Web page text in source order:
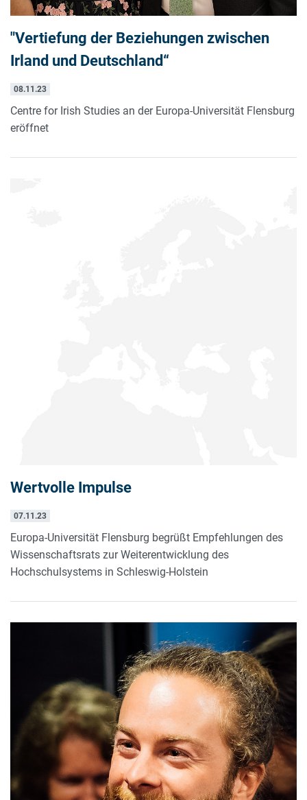
"Vertiefung der Beziehungen zwischen
Irland und Deutschland“
08.11.23
Centre for Irish Studies an der Europa-Universität Flensburg
eröffnet
Wertvolle Impulse
07.11.23
Europa-Universität Flensburg begrüßt Empfehlungen des
Wissenschaftsrats zur Weiterentwicklung des
Hochschulsystems in Schleswig-Holstein